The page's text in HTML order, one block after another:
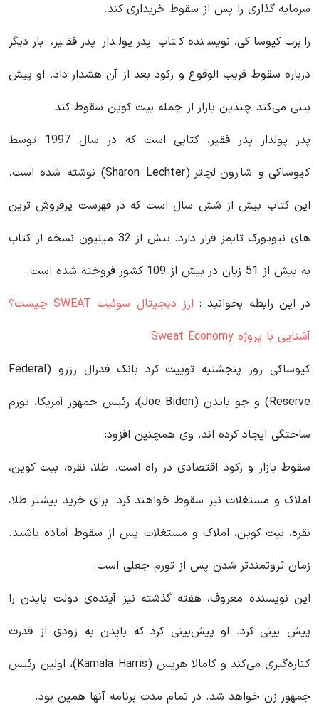
سرمایه گذاری را پس از سقوط خریداری کند.
رابرت کیوساکی، نویسنده کتاب پدر پولدار پدر فقیر، بار دیگر
درباره سقوط قریب الوقوع و رکود بعد از آن هشدار داد. او پیش
بینی می‌کند چندین بازار از جمله بیت کوین سقوط کند.
پدر پولدار پدر فقیر، کتابی است که در سال 1997 توسط
کیوساکی و شارون لچتر (Sharon Lechter) نوشته شده است.
این کتاب بیش از شش سال است که در فهرست پرفروش ترین
های نیویورک تایمز قرار دارد. بیش از 32 میلیون نسخه از کتاب
به بیش از 51 زبان در بیش از 109 کشور فروخته شده است.
در این رابطه بخوانید‌ :
ارز دیجیتال سوئیت SWEAT چیست؟
آشنایی با پروژه Sweat Economy
کیوساکی روز پنجشنبه توییت کرد بانک فدرال رزرو (Federal
Reserve) و جو بایدن (Joe Biden)، رئیس جمهور آمریکا، تورم
ساختگی ایجاد کرده اند. وی همچنین افزود:
سقوط بازار و رکود اقتصادی در راه است. طلا، نقره، بیت کوین،
املاک و مستغلات نیز سقوط خواهند کرد. برای خرید بیشتر طلا،
نقره، بیت کوین، املاک و مستغلات پس از سقوط آماده باشید.
زمان ثروتمندتر شدن پس از تورم جعلی است.
این نویسنده معروف، هفته گذشته نیز آینده‌ی دولت بایدن را
پیش بینی کرد. او پیش‌بینی کرد که بایدن به زودی از قدرت
کناره‌گیری می‌کند و کامالا هریس (Kamala Harris)، اولین رئیس
جمهور زن خواهد شد. در تمام مدت برنامه آنها همین بود.